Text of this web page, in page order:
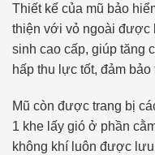
Thiết kế của mũ bảo
thiện với vỏ ngoài được
sinh cao cấp, giúp tăng
hấp thu lực tốt, đảm bảo
Mũ còn được trang bị
1 khe lấy gió ở phần
không khí luôn được